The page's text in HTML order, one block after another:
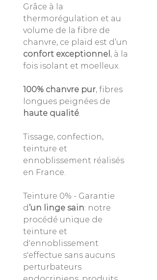
Grâce à la
thermorégulation et au
volume de la fibre de
chanvre, ce plaid est d’un
confort exceptionnel , à la
fois isolant et moelleux.
100% chanvre pur, fibres
longues peignées de
haute qualité
Tissage, confection,
teinture et
ennoblissement réalisés
en France.
Teinture 0% - Garantie
d ’un linge sain: notre
procédé unique de
teinture et
d'ennoblissement
s'effectue sans aucuns
perturbateurs